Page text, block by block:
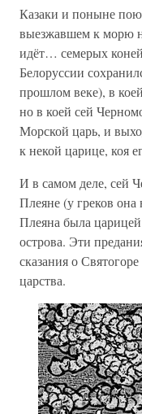
Казаки и поныне
выезжавшем к морю
идёт… семерых
Белоруссии
прошлом веке), в
но в коей сей
Морской царь, и
к некой царице, коя
И в самом деле, сей
Плеяне (у греков
Плеяна была
острова. Эти
сказания о
царства.